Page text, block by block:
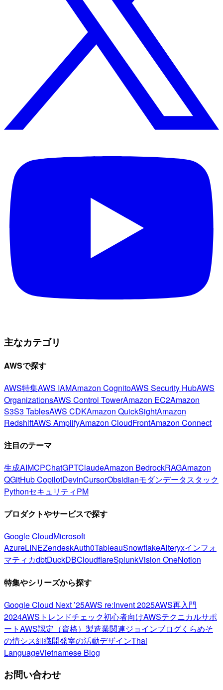
主なカテゴリ
AWSで探す
AWS特集AWS IAMAmazon CognitoAWS Security HubAWS
OrganizationsAWS Control TowerAmazon EC2Amazon
S3S3 TablesAWS CDKAmazon QuickSightAmazon
RedshiftAWS AmplifyAmazon CloudFrontAmazon Connect
注目のテーマ
生成AIMCPChatGPTClaudeAmazon BedrockRAGAmazon
QGitHub CopilotDevinCursorObsidianモダンデータスタック
PythonセキュリティPM
プロダクトやサービスで探す
Google CloudMicrosoft
AzureLINEZendeskAuth0TableauSnowflakeAlteryxインフォ
マティカdbtDuckDBCloudflareSplunkVision OneNotion
特集やシリーズから探す
Google Cloud Next ’25AWS re:Invent 2025AWS再入門
2024AWSトレンドチェック初心者向けAWSテクニカルサポ
ートAWS認定（資格） 製造業関連ジョインブログくらめそ
の情シス組織開発室の活動デザインThai
LanguageVietnamese Blog
お問い合わせ